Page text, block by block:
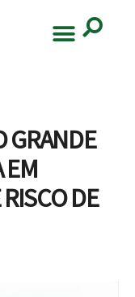
GRANDE
EM
DE